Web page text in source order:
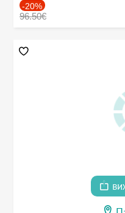
-20%
96.50€